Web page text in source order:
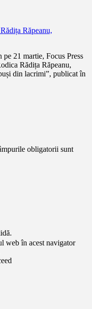
Răpeanu,
21 martie, Focus Press
Rădița Răpeanu,
din lacrimi”, publicat în
obligatorii sunt
web în acest navigator